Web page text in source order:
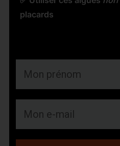
placards